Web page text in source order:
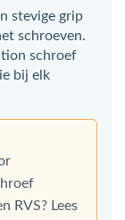
stevige grip
schroeven.
schroef
bij elk
RVS? Lees